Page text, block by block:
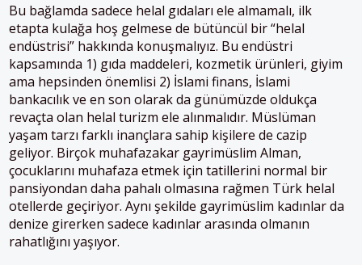
Bu bağlamda sadece helal gıdaları ele almamalı, ilk
etapta kulağa hoş gelmese de bütüncül bir “helal
endüstrisi” hakkında konuşmalıyız. Bu endüstri
kapsamında 1) gıda maddeleri, kozmetik ürünleri, giyim
ama hepsinden önemlisi 2) İslami finans, İslami
bankacılık ve en son olarak da günümüzde oldukça
revaçta olan helal turizm ele alınmalıdır. Müslüman
yaşam tarzı farklı inançlara sahip kişilere de cazip
geliyor. Birçok muhafazakar gayrimüslim Alman,
çocuklarını muhafaza etmek için tatillerini normal bir
pansiyondan daha pahalı olmasına rağmen Türk helal
otellerde geçiriyor. Aynı şekilde gayrimüslim kadınlar da
denize girerken sadece kadınlar arasında olmanın
rahatlığını yaşıyor.